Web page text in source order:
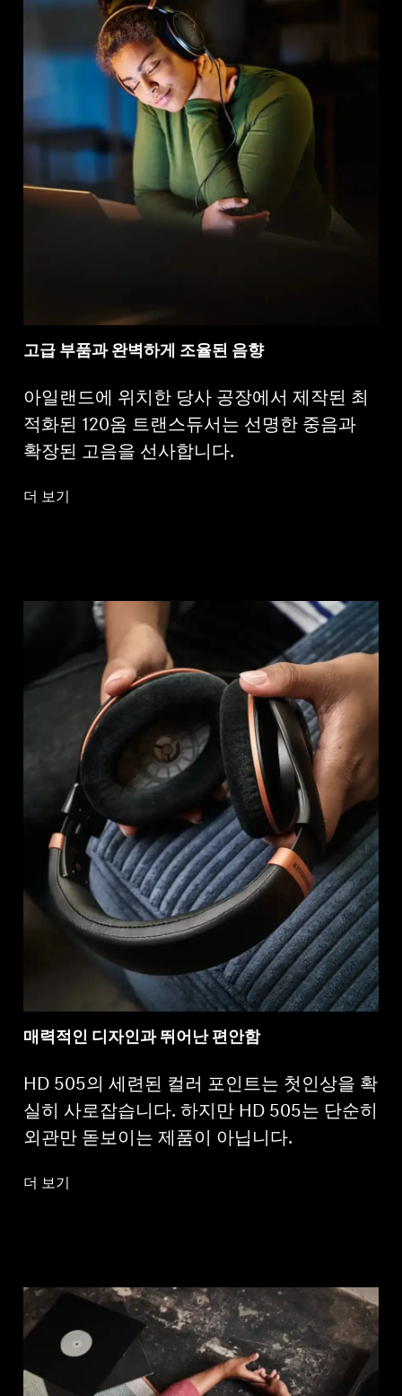
고급 부품과 완벽하게 조율된 음향
아일랜드에 위치한 당사 공장에서 제작된 최
적화된 120옴 트랜스듀서는 선명한 중음과
확장된 고음을 선사합니다.
더 보기
매력적인 디자인과 뛰어난 편안함
HD 505의 세련된 컬러 포인트는 첫인상을 확
실히 사로잡습니다. 하지만 HD 505는 단순히
외관만 돋보이는 제품이 아닙니다.
더 보기